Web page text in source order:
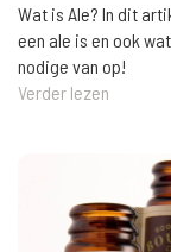
Wat is Ale? In dit
een ale is en ook
nodige van op!
Verder lezen